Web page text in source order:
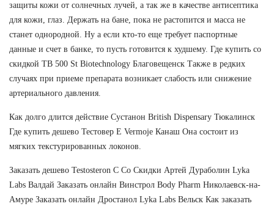
защиты кожи от солнечных лучей, а так же в качестве антисептика
для кожи, глаз. Держать на бане, пока не растопится и масса не
станет однородной. Ну а если кто-то еще требует паспортные
данные и счет в банке, то пусть готовится к худшему. Где купить со
скидкой TB 500 St Biotechnology Благовещенск Также в редких
случаях при приеме препарата возникает слабость или снижение
артериального давления.
Как долго длится действие Сустанон British Dispensary Тюкалинск
Где купить дешево Тестовер Е Vermoje Канаш Она состоит из
мягких текстурированных локонов.
Заказать дешево Testosteron C Со Скидки Артей Дураболин Lyka
Labs Валдай Заказать онлайн Винстрол Body Pharm Николаевск-на-
Амуре Заказать онлайн Дростанол Lyka Labs Вельск Как заказать